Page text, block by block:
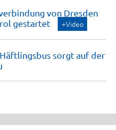
von Dresden
gestartet +Video
sorgt auf der